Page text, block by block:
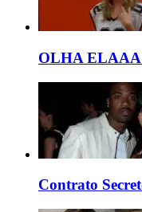
OLHA
Contrato